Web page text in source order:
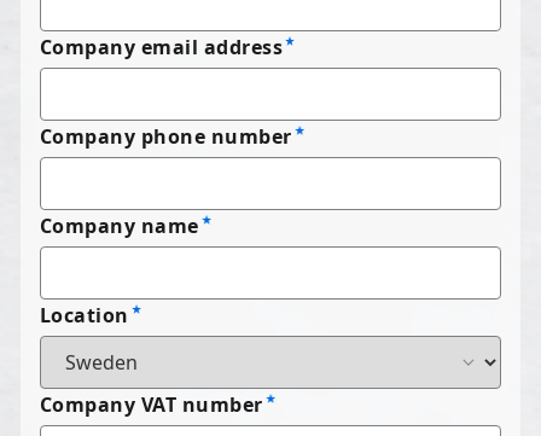
Company email address
Company phone number
Company name
Location
Company VAT number